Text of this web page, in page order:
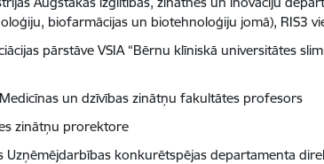
biofarmācijas un biotehnoloģiju jomā), RIS3
pārstāve VSIA “Bērnu klīniskā universitātes
un dzīvības zinātņu fakultātes profesors
zinātņu prorektore
Uzņēmējdarbības konkurētspējas departamenta